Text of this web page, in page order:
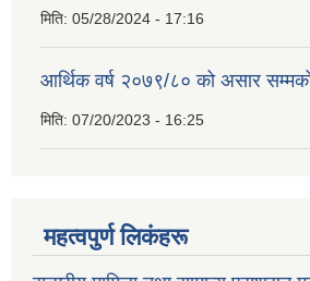
मिति: 05/28/2024 - 17:16
आर्थिक वर्ष २०७९/८० को असार
मिति: 07/20/2023 - 16:25
महत्वपुर्ण लिकंहरू